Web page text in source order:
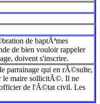
de baptÃªmes
de bien vouloir rappeler
doivent s'inscrire.
parrainage qui en rÃ©sulte,
le maire sollicitÃ©. Il ne
de l'Ã©tat civil. Les